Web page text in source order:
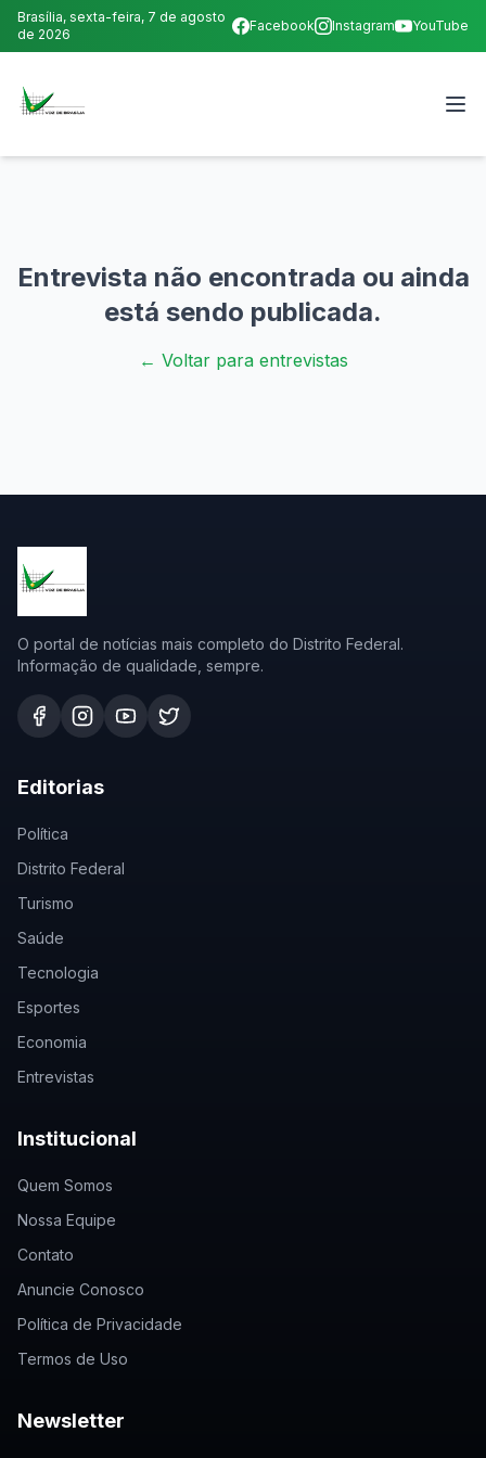
Brasília, sexta-feira, 7 de agosto
de 2026
Facebook Instagram YouTube
Entrevista não encontrada ou ainda
está sendo publicada.
← Voltar para entrevistas
O portal de notícias mais completo do Distrito Federal.
Informação de qualidade, sempre.
Editorias
Política
Distrito Federal
Turismo
Saúde
Tecnologia
Esportes
Economia
Entrevistas
Institucional
Quem Somos
Nossa Equipe
Contato
Anuncie Conosco
Política de Privacidade
Termos de Uso
Newsletter